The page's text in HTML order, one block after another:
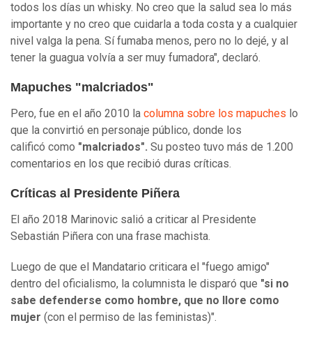
todos los días un whisky. No creo que la salud sea lo más
importante y no creo que cuidarla a toda costa y a cualquier
nivel valga la pena. Sí fumaba menos, pero no lo dejé, y al
tener la guagua volvía a ser muy fumadora", declaró.
Mapuches "malcriados"
Pero, fue en el año 2010 la columna sobre los mapuches lo
que la convirtió en personaje público, donde los
calificó como "malcriados". Su posteo tuvo más de 1.200
comentarios en los que recibió duras críticas.
Críticas al Presidente Piñera
El año 2018 Marinovic salió a criticar al Presidente
Sebastián Piñera con una frase machista.
Luego de que el Mandatario criticara el "fuego amigo"
dentro del oficialismo, la columnista le disparó que "si no
sabe defenderse como hombre, que no llore como
mujer (con el permiso de las feministas)".